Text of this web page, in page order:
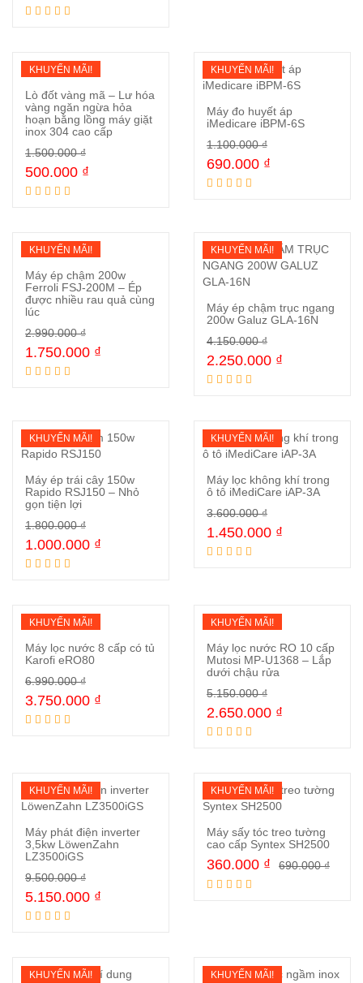
KHUYẾN MÃI!
Mua ngay
Lò đốt vàng mã – Lư hóa
vàng ngăn ngừa hỏa
hoạn bằng lồng máy giặt
inox 304 cao cấp
1.500.000₫
500.000 ₫
KHUYẾN MÃI!
Mua ngay
Máy đo huyết áp
iMedicare iBPM-6S
1.100.000₫
690.000 ₫
KHUYẾN MÃI!
Máy ép chậm 200w
Ferroli FSJ-200M – Ép
được nhiều rau quả cùng
lúc
2.990.000₫
1.750.000 ₫
KHUYẾN MÃI!
Mua ngay
Máy ép chậm trục ngang
200w Galuz GLA-16N
4.150.000₫
2.250.000 ₫
KHUYẾN MÃI!
Mua ngay
Máy ép trái cây 150w
Rapido RSJ150 – Nhỏ
gọn tiện lợi
1.800.000₫
1.000.000 ₫
KHUYẾN MÃI!
Mua ngay
Máy lọc không khí trong
ô tô iMediCare iAP-3A
3.600.000₫
1.450.000 ₫
KHUYẾN MÃI!
Mua ngay
Máy lọc nước 8 cấp có tủ
Karofi eRO80
6.990.000₫
3.750.000 ₫
KHUYẾN MÃI!
Mua ngay
Máy lọc nước RO 10 cấp
Mutosi MP-U1368 – Lắp
dưới chậu rửa
5.150.000₫
2.650.000 ₫
KHUYẾN MÃI!
Mua ngay
Máy phát điện inverter
3,5kw LöwenZahn
LZ3500iGS
9.500.000₫
5.150.000 ₫
KHUYẾN MÃI!
Máy sấy tóc treo tường
cao cấp Syntex SH2500
690.000₫
360.000 ₫
KHUYẾN MÃI! KHUYẾN MÃI!